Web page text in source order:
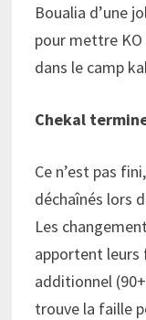
Boualia d’une
pour mettre KO
dans le camp
Chekal
Ce n’est pas
déchaînés lors
Les
apportent leurs
additionnel
trouve la faille